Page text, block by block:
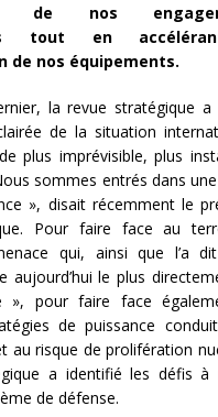
de nos
tout en
de nos équipements.
la revue stratégique a
de la situation
plus imprévisible, plus
sommes entrés dans
», disait récemment le
Pour faire face au
qui, ainsi que l’a
aujourd’hui le plus
», pour faire face
de puissance
au risque de prolifération
a identifié les défis à
de défense.